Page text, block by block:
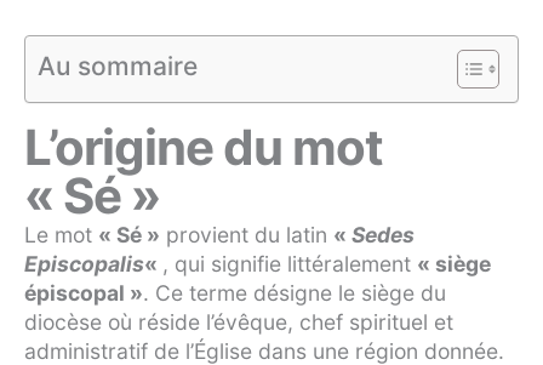
Au sommaire
L’origine du mot
« Sé »
Le mot « Sé » provient du latin « Sedes
Episcopalis« , qui signifie littéralement « siège
épiscopal ». Ce terme désigne le siège du
diocèse où réside l’évêque, chef spirituel et
administratif de l’Église dans une région donnée.